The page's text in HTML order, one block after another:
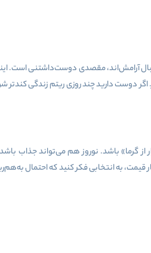
آرامش‌اند، مقصدی دوست‌داشتنی است.
دوست دارید چند روزی ریتم زندگی کندتر
باشد. نوروز هم می‌تواند جذاب باشد،
قیمت، به انتخابی فکر کنید که احتمال